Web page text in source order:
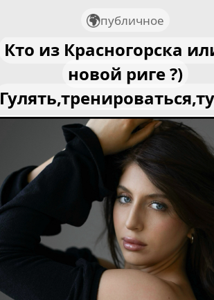
публичное
Кто из Красногорска
новой риге ?)
вместе